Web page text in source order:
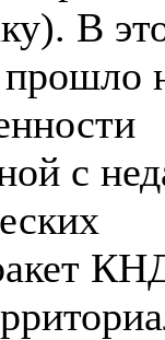
В
с